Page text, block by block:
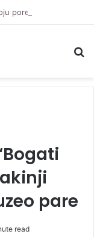
pare
read